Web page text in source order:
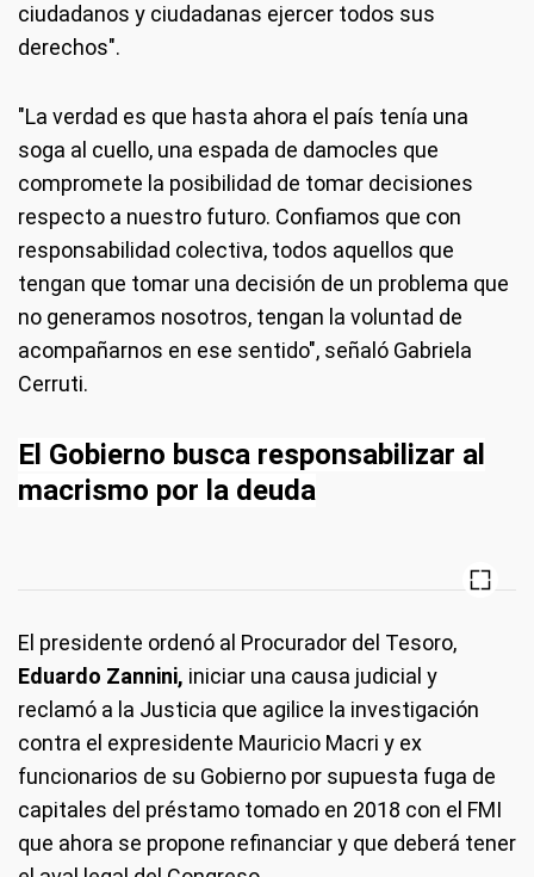
ciudadanos y ciudadanas ejercer todos sus
derechos".
"La verdad es que hasta ahora el país tenía una
soga al cuello, una espada de damocles que
compromete la posibilidad de tomar decisiones
respecto a nuestro futuro. Confiamos que con
responsabilidad colectiva, todos aquellos que
tengan que tomar una decisión de un problema que
no generamos nosotros, tengan la voluntad de
acompañarnos en ese sentido", señaló Gabriela
Cerruti.
El Gobierno busca responsabilizar al
macrismo por la deuda
El presidente ordenó al Procurador del Tesoro,
Eduardo Zannini, iniciar una causa judicial y
reclamó a la Justicia que agilice la investigación
contra el expresidente Mauricio Macri y ex
funcionarios de su Gobierno por supuesta fuga de
capitales del préstamo tomado en 2018 con el FMI
que ahora se propone refinanciar y que deberá tener